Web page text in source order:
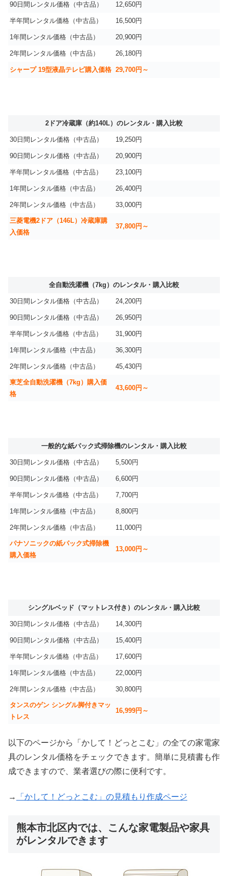
90日間レンタル価格（中古品） 12,650円
半年間レンタル価格（中古品） 16,500円
1年間レンタル価格（中古品） 20,900円
2年間レンタル価格（中古品） 26,180円
シャープ 19型液晶テレビ購入価格 29,700円～
2ドア冷蔵庫（約140L）のレンタル・購入比較
30日間レンタル価格（中古品） 19,250円
90日間レンタル価格（中古品） 20,900円
半年間レンタル価格（中古品） 23,100円
1年間レンタル価格（中古品） 26,400円
2年間レンタル価格（中古品） 33,000円
三菱電機2ドア（146L）冷蔵庫購
入価格
37,800円～
全自動洗濯機（7kg）のレンタル・購入比較
30日間レンタル価格（中古品） 24,200円
90日間レンタル価格（中古品） 26,950円
半年間レンタル価格（中古品） 31,900円
1年間レンタル価格（中古品） 36,300円
2年間レンタル価格（中古品） 45,430円
東芝全自動洗濯機（7kg）購入価
格
43,600円～
一般的な紙パック式掃除機のレンタル・購入比較
30日間レンタル価格（中古品） 5,500円
90日間レンタル価格（中古品） 6,600円
半年間レンタル価格（中古品） 7,700円
1年間レンタル価格（中古品） 8,800円
2年間レンタル価格（中古品） 11,000円
パナソニックの紙パック式掃除機
購入価格
13,000円～
シングルベッド（マットレス付き）のレンタル・購入比較
30日間レンタル価格（中古品） 14,300円
90日間レンタル価格（中古品） 15,400円
半年間レンタル価格（中古品） 17,600円
1年間レンタル価格（中古品） 22,000円
2年間レンタル価格（中古品） 30,800円
タンスのゲン シングル脚付きマッ
トレス
16,999円～
以下のページから「かして！どっとこむ」の全ての家電家
具のレンタル価格をチェックできます。簡単に見積書も作
成できますので、業者選びの際に便利です。
→ 「かして！どっとこむ」の見積もり作成ページ
熊本市北区内では、こんな家電製品や家具
がレンタルできます